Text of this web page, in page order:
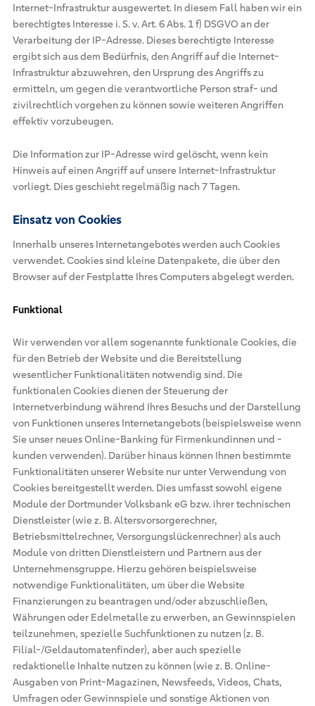
Internet-Infrastruktur ausgewertet. In diesem Fall haben wir ein
berechtigtes Interesse i. S. v. Art. 6 Abs. 1 f) DSGVO an der
Verarbeitung der IP-Adresse. Dieses berechtigte Interesse
ergibt sich aus dem Bedürfnis, den Angriff auf die Internet-
Infrastruktur abzuwehren, den Ursprung des Angriffs zu
ermitteln, um gegen die verantwortliche Person straf- und
zivilrechtlich vorgehen zu können sowie weiteren Angriffen
effektiv vorzubeugen.
Die Information zur IP-Adresse wird gelöscht, wenn kein
Hinweis auf einen Angriff auf unsere Internet-Infrastruktur
vorliegt. Dies geschieht regelmäßig nach 7 Tagen.
Einsatz von Cookies
Innerhalb unseres Internetangebotes werden auch Cookies
verwendet. Cookies sind kleine Datenpakete, die über den
Browser auf der Festplatte Ihres Computers abgelegt werden.
Funktional
Wir verwenden vor allem sogenannte funktionale Cookies, die
für den Betrieb der Website und die Bereitstellung
wesentlicher Funktionalitäten notwendig sind. Die
funktionalen Cookies dienen der Steuerung der
Internetverbindung während Ihres Besuchs und der Darstellung
von Funktionen unseres Internetangebots (beispielsweise wenn
Sie unser neues Online-Banking für Firmenkundinnen und -
kunden verwenden). Darüber hinaus können Ihnen bestimmte
Funktionalitäten unserer Website nur unter Verwendung von
Cookies bereitgestellt werden. Dies umfasst sowohl eigene
Module der Dortmunder Volksbank eG bzw. ihrer technischen
Dienstleister (wie z. B. Altersvorsorgerechner,
Betriebsmittelrechner, Versorgungslückenrechner) als auch
Module von dritten Dienstleistern und Partnern aus der
Unternehmensgruppe. Hierzu gehören beispielsweise
notwendige Funktionalitäten, um über die Website
Finanzierungen zu beantragen und/oder abzuschließen,
Währungen oder Edelmetalle zu erwerben, an Gewinnspielen
teilzunehmen, spezielle Suchfunktionen zu nutzen (z. B.
Filial-/Geldautomatenfinder), aber auch spezielle
redaktionelle Inhalte nutzen zu können (wie z. B. Online-
Ausgaben von Print-Magazinen, Newsfeeds, Videos, Chats,
Umfragen oder Gewinnspiele und sonstige Aktionen von